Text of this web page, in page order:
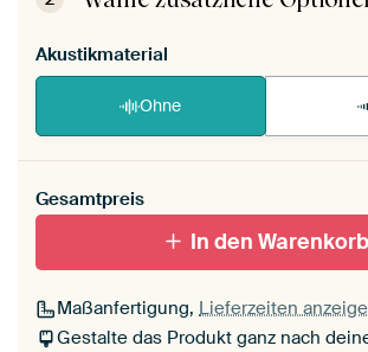
Akustikmaterial
Ohne
Gesamtpreis
In den Warenkorb
Maßanfertigung, Lieferzeiten
Gestalte das Produkt ganz nach